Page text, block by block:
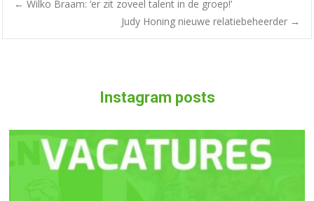
Bericht
← Wilko Braam: ‘er zit zoveel talent in de groep!’
Judy Honing nieuwe relatiebeheerder →
Instagram posts